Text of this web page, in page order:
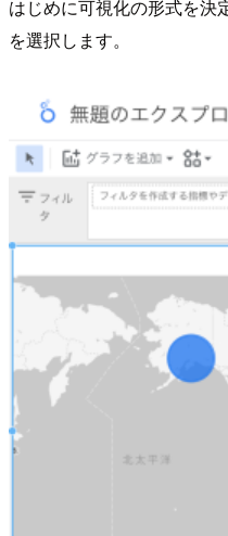
はじめに可視化の形式を決
を選択します。